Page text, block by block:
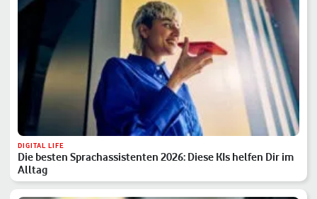
DIGITAL LIFE
Die besten Sprachassistenten 2026: Diese KIs helfen Dir im
Alltag